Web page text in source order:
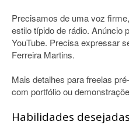
Precisamos de uma voz
estilo típido de rádio. Anúncio
YouTube. Precisa expressar
Ferreira Martins.
Mais detalhes para freelas
com portfólio ou
Habilidades